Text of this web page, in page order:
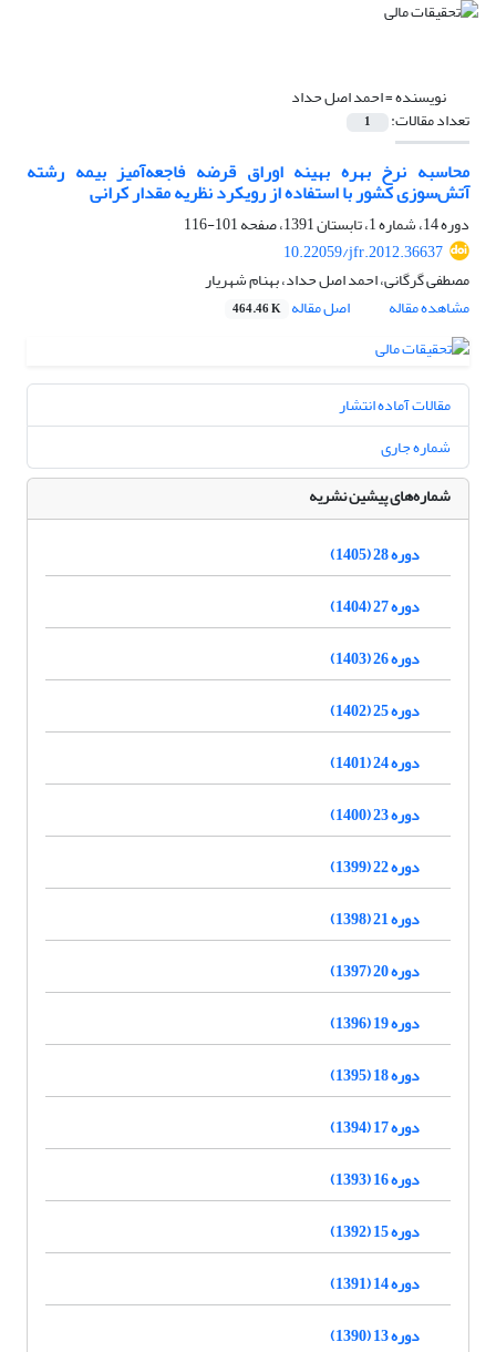
نویسنده =احمد اصل حداد
تعداد مقالات: 1
محاسبه نرخ بهره بهینه اوراق قرضه فاجعه‌آمیز بیمه رشته
آتش‌سوزی کشور با استفاده از رویکرد نظریه مقدار کرانی
دوره 14، شماره 1، تابستان 1391، صفحه
101-116
10.22059/jfr.2012.36637
مصطفی گرگانی، احمد اصل حداد، بهنام شهریار
مشاهده مقاله
اصل مقاله 464.46 K
مقالات آماده انتشار
شماره جاری
شماره‌های پیشین نشریه
دوره 28 (1405)
دوره 27 (1404)
دوره 26 (1403)
دوره 25 (1402)
دوره 24 (1401)
دوره 23 (1400)
دوره 22 (1399)
دوره 21 (1398)
دوره 20 (1397)
دوره 19 (1396)
دوره 18 (1395)
دوره 17 (1394)
دوره 16 (1393)
دوره 15 (1392)
دوره 14 (1391)
دوره 13 (1390)